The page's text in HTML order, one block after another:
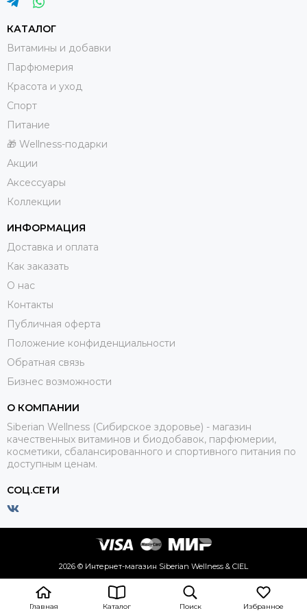
Главная Каталог Поиск Избранное
раз удивляясь тому, как он раскрывается;
всех на устах;
🔹 сделайте подарок близкому человеку,
оцените вместе достоинства подаренных
ароматов.
КАТАЛОГ
Витамины и добавки
Парфюмерия
Красота и уход
Спорт
Питание
🎁 Wellness-подарки
Акции
Аксессуары
Коллекции
ИНФОРМАЦИЯ
Доставка и оплата
Как заказать
О нас
Контакты
Публичная оферта
Положение конфиденциальности
Обратная связь
Бизнес возможности
О КОМПАНИИ
Siberian Wellness (Сибирское здоровье) - магазин
качественных витаминов и биодобавок, парфюмерии,
косметики, сбалансированного и спортивного питания по
доступным ценам.
СОЦ.СЕТИ
2026 © Интернет-магазин Siberian Wellness & CIEL